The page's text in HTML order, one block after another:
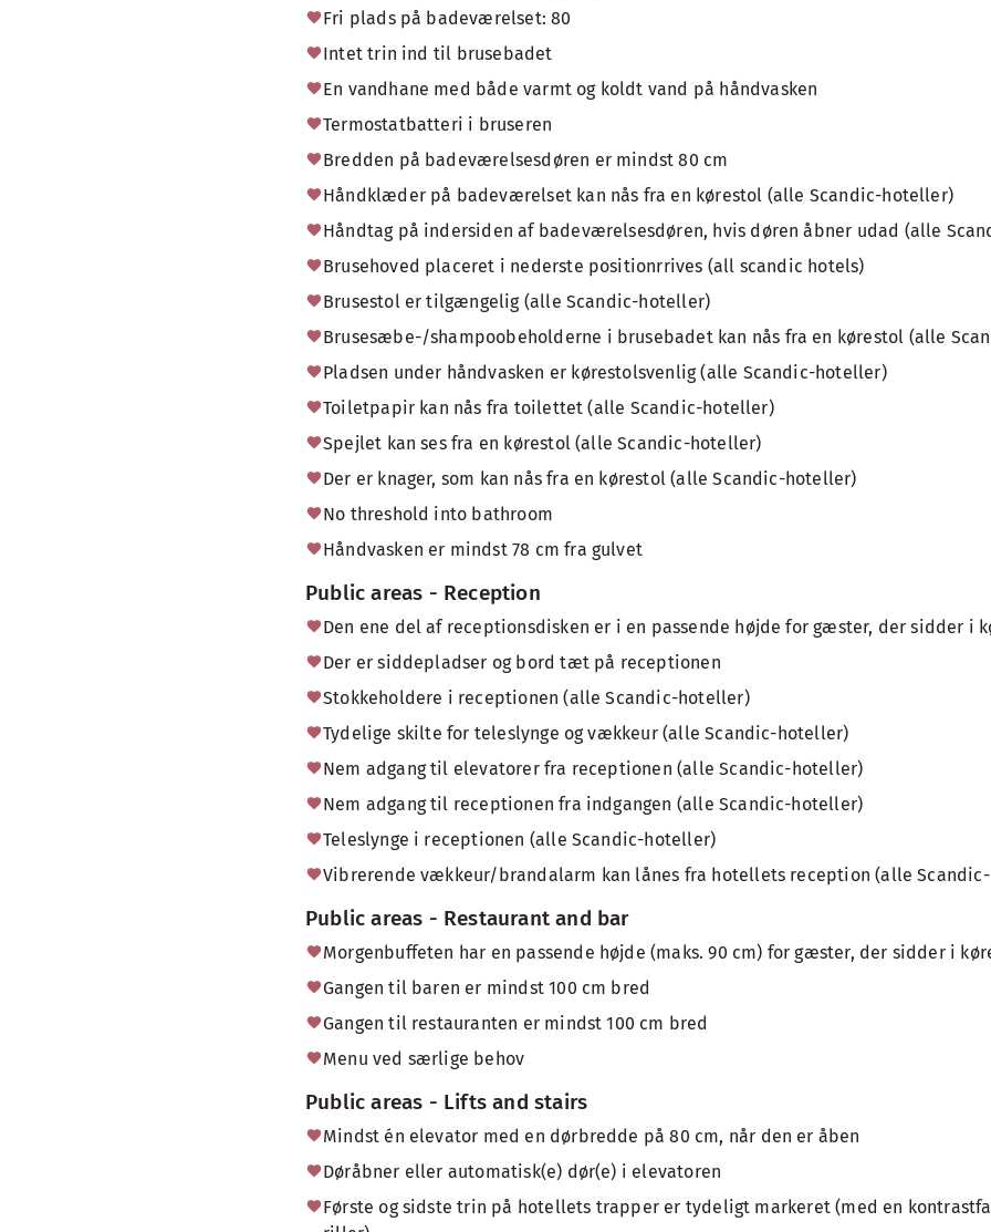
Fri plads på badeværelset: 80
Intet trin ind til brusebadet
En vandhane med både varmt og koldt vand på håndvasken
Termostatbatteri i bruseren
Bredden på badeværelsesdøren er mindst 80 cm
Håndklæder på badeværelset kan nås fra en kørestol (alle Scandic-hoteller)
Håndtag på indersiden af badeværelsesdøren, hvis døren åbner udad (alle
Brusehoved placeret i nederste positionrrives (all scandic hotels)
Brusestol er tilgængelig (alle Scandic-hoteller)
Brusesæbe-/shampoobeholderne i brusebadet kan nås fra en kørestol (alle
Pladsen under håndvasken er kørestolsvenlig (alle Scandic-hoteller)
Toiletpapir kan nås fra toilettet (alle Scandic-hoteller)
Spejlet kan ses fra en kørestol (alle Scandic-hoteller)
Der er knager, som kan nås fra en kørestol (alle Scandic-hoteller)
No threshold into bathroom
Håndvasken er mindst 78 cm fra gulvet
Public areas - Reception
Den ene del af receptionsdisken er i en passende højde for gæster, der sidder i
Der er siddepladser og bord tæt på receptionen
Stokkeholdere i receptionen (alle Scandic-hoteller)
Tydelige skilte for teleslynge og vækkeur (alle Scandic-hoteller)
Nem adgang til elevatorer fra receptionen (alle Scandic-hoteller)
Nem adgang til receptionen fra indgangen (alle Scandic-hoteller)
Teleslynge i receptionen (alle Scandic-hoteller)
Vibrerende vækkeur/brandalarm kan lånes fra hotellets reception (alle
Public areas - Restaurant and bar
Morgenbuffeten har en passende højde (maks. 90 cm) for gæster, der sidder i
Gangen til baren er mindst 100 cm bred
Gangen til restauranten er mindst 100 cm bred
Menu ved særlige behov
Public areas - Lifts and stairs
Mindst én elevator med en dørbredde på 80 cm, når den er åben
Døråbner eller automatisk(e) dør(e) i elevatoren
Første og sidste trin på hotellets trapper er tydeligt markeret (med en